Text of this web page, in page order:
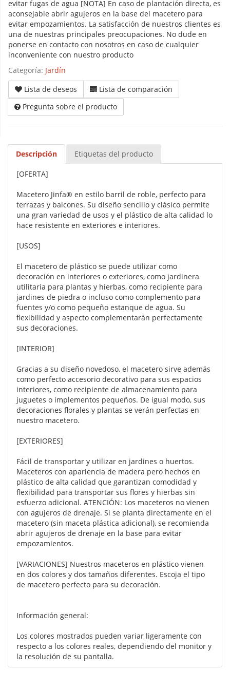
evitar fugas de agua [NOTA] En caso de plantación directa, es
aconsejable abrir agujeros en la base del macetero para
evitar empozamientos. La satisfacción de nuestros clientes es
una de nuestras principales preocupaciones. No dude en
ponerse en contacto con nosotros en caso de cualquier
inconveniente con nuestro producto
Categoría: Jardín
Lista de deseos
Lista de comparación
Pregunta sobre el producto
Descripción Etiquetas del producto
[OFERTA]
Macetero Jinfa® en estilo barril de roble, perfecto para
terrazas y balcones. Su diseño sencillo y clásico permite
una gran variedad de usos y el plástico de alta calidad lo
hace resistente en exteriores e interiores.
[USOS]
El macetero de plástico se puede utilizar como
decoración en interiores o exteriores, como jardinera
utilitaria para plantas y hierbas, como recipiente para
jardines de piedra o incluso como complemento para
fuentes y/o como pequeño estanque de agua. Su
flexibilidad y aspecto complementarán perfectamente
sus decoraciones.
[INTERIOR]
Gracias a su diseño novedoso, el macetero sirve además
como perfecto accesorio decorativo para sus espacios
interiores, como recipiente de almacenamiento para
juguetes o implementos pequeños. De igual modo, sus
decoraciones florales y plantas se verán perfectas en
nuestro macetero.
[EXTERIORES]
Fácil de transportar y utilizar en jardines o huertos.
Maceteros con apariencia de madera pero hechos en
plástico de alta calidad que garantizan comodidad y
flexibilidad para transportar sus flores y hierbas sin
esfuerzo adicional. ATENCIÓN: Los maceteros no vienen
con agujeros de drenaje. Si se planta directamente en el
macetero (sin maceta plástica adicional), se recomienda
abrir agujeros de drenaje en la base para evitar
empozamientos.
[VARIACIONES] Nuestros maceteros en plástico vienen
en dos colores y dos tamaños diferentes. Escoja el tipo
de macetero perfecto para su decoración.
Información general:
Los colores mostrados pueden variar ligeramente con
respecto a los colores reales, dependiendo del monitor y
la resolución de su pantalla.